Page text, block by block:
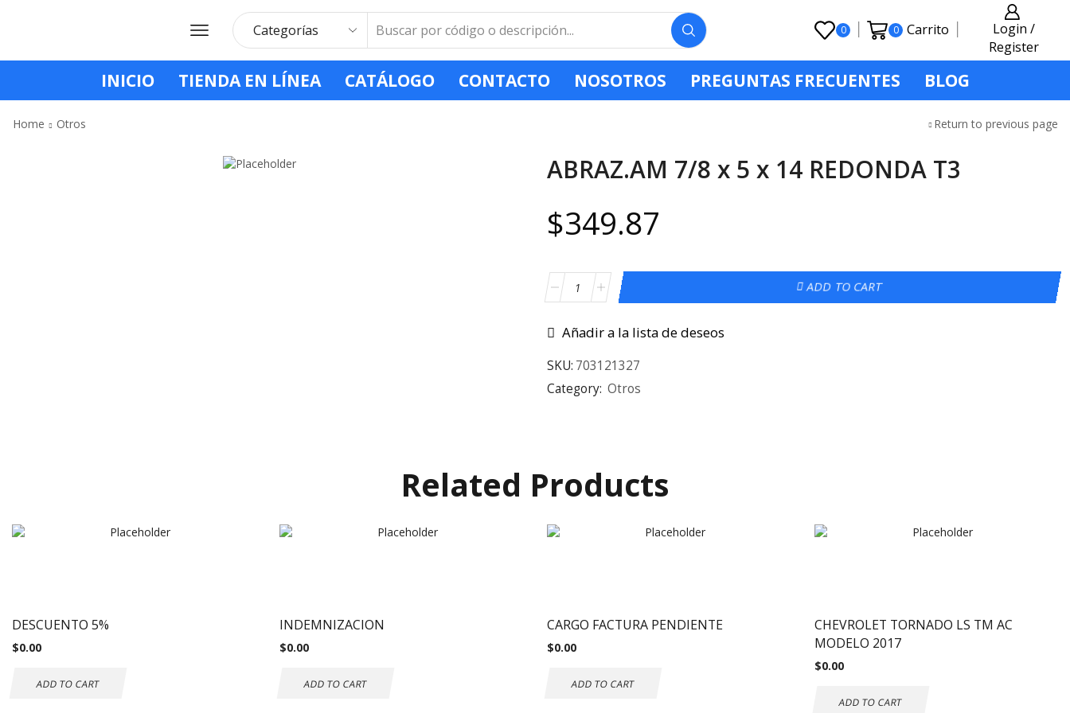
0 0 Carrito
Login /
Register
INICIO TIENDA EN LÍNEA CATÁLOGO CONTACTO NOSOTROS PREGUNTAS FRECUENTES BLOG
Home Otros Return to previous page
ABRAZ.AM 7/8 x 5 x 14 REDONDA T3
$349.87
ADD TO CART
Añadir a la lista de deseos
SKU: 703121327
Category: Otros
Related Products
DESCUENTO 5%
$0.00
ADD TO CART
INDEMNIZACION
$0.00
ADD TO CART
CARGO FACTURA PENDIENTE
$0.00
ADD TO CART
CHEVROLET TORNADO LS TM AC
MODELO 2017
$0.00
ADD TO CART